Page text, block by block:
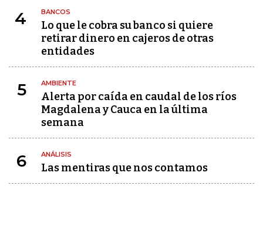
4 BANCOS
Lo que le cobra su banco si quiere
retirar dinero en cajeros de otras
entidades
5 AMBIENTE
Alerta por caída en caudal de los ríos
Magdalena y Cauca en la última
semana
6 ANÁLISIS
Las mentiras que nos contamos